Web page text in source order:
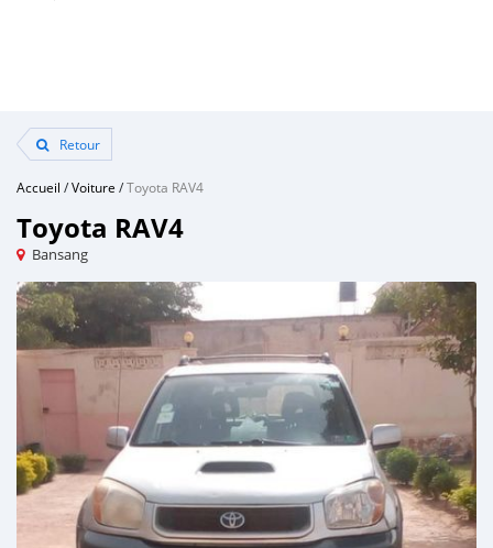
Retour
Accueil /Voiture /Toyota RAV4
Toyota RAV4
Bansang